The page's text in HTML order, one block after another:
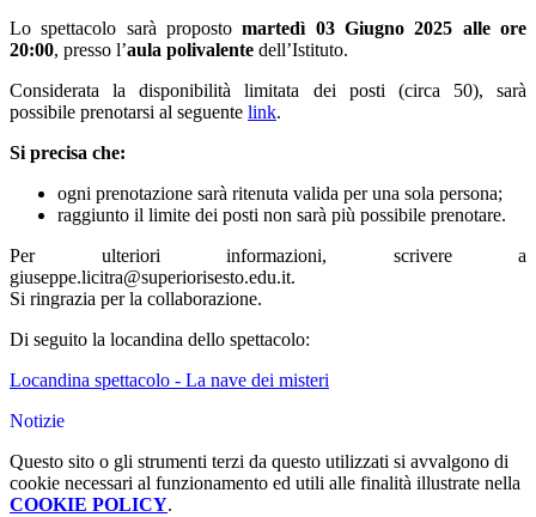
Lo spettacolo sarà propostomartedì 03 Giugno 2025 alle ore
20:00, presso l’aula polivalente dell’Istituto.
Considerata la disponibilità limitata dei posti (circa 50), sarà
possibile prenotarsi al seguente link.
Si precisa che:
ogni prenotazione sarà ritenuta valida per una sola persona;
raggiunto il limite dei posti non sarà più possibile prenotare.
Per ulteriori informazioni, scrivere a
giuseppe.licitra@superiorisesto.edu.it.
Si ringrazia per la collaborazione.
Di seguito la locandina dello spettacolo:
Locandina spettacolo - La nave dei misteri
Notizie
Questo sito o gli strumenti terzi da questo utilizzati si avvalgono di
cookie necessari al funzionamento ed utili alle finalità illustrate nella
COOKIE POLICY.